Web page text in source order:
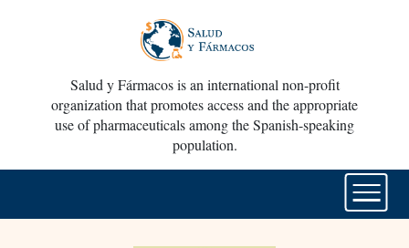
Salud y Fármacos is an international non-profit
organization that promotes access and the appropriate
use of pharmaceuticals among the Spanish-speaking
population.